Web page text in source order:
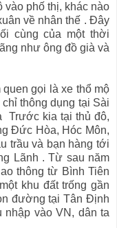
vào phố thị, khác nào
về nhân thế . Đây
cùng của một thời
như ông đồ già và
gọi là xe thổ mộ
thông dụng tại Sài
Trước kia tại thủ đô,
Đức Hòa, Hóc Môn,
trầu và bạn hàng tới
Lãnh . Từ sau năm
thông từ Bình Tiên
khu đất trống gần
đường tại Tân Định
vào VN, dân ta